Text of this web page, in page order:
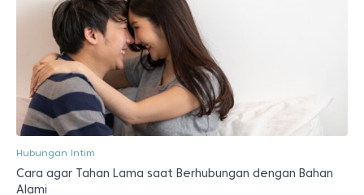
Hubungan Intim
Cara agar Tahan Lama saat Berhubungan dengan Bahan
Alami